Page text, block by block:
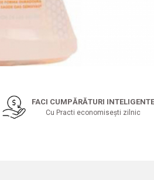
Facebook
FACI CUMPĂRĂTURI INTELIGENTE
Cu Practi economisești zilnic